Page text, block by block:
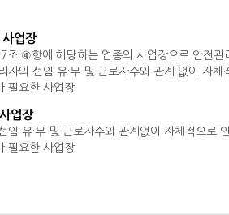
사업장
조 ④항에 해당하는 업종의 사업장으로 안전
자의 선임 유·무 및 근로자수와 관계 없이 자
필요한 사업장
업장
임 유·무 및 근로자수와 관계없이 자체적으로
필요한 사업장